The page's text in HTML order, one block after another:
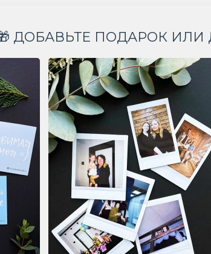
ДОБАВЬТЕ ПОДАРОК ИЛИ